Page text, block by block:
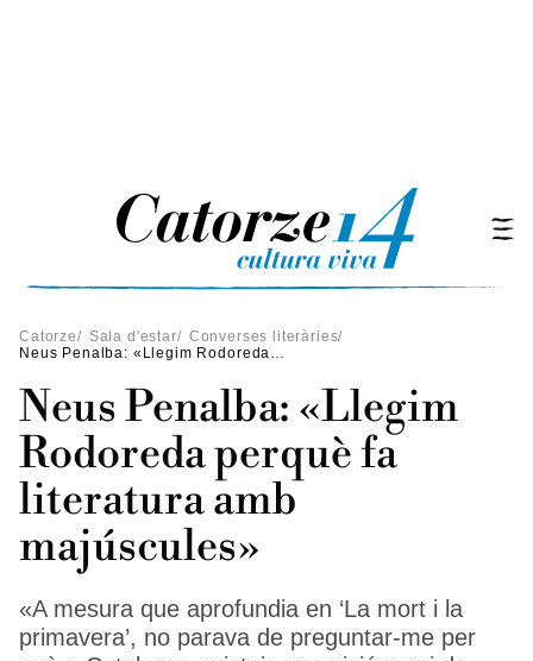
Catorze/ Sala d'estar/ Converses literàries/
Neus Penalba: «Llegim Rodoreda perquè fa literatura amb majúscules»
Neus Penalba: «Llegim
Rodoreda perquè fa
literatura amb
majúscules»
«A mesura que aprofundia en ‘La mort i la
primavera’, no parava de preguntar-me per